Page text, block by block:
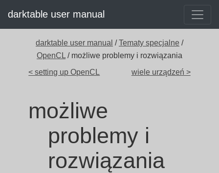
darktable user manual
darktable user manual /Tematy specjalne /
OpenCL / możliwe problemy i rozwiązania
< setting up OpenCL
wiele urządzeń >
możliwe
problemy i
rozwiązania